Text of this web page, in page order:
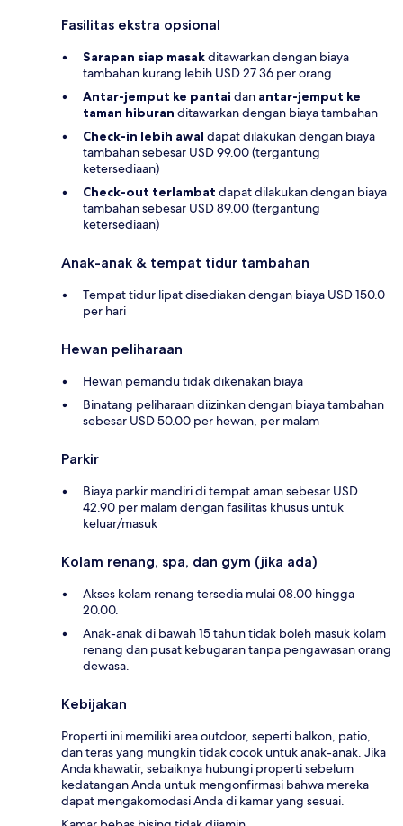
Fasilitas ekstra opsional
Sarapan siap masakditawarkan dengan biaya
tambahan kurang lebih USD 27.36 per orang
Antar-jemput ke pantai dan antar-jemput ke
taman hiburan ditawarkan dengan biaya tambahan
Check-in lebih awal dapat dilakukan dengan biaya
tambahan sebesar USD 99.00 (tergantung
ketersediaan)
Check-out terlambat dapat dilakukan dengan biaya
tambahan sebesar USD 89.00 (tergantung
ketersediaan)
Anak-anak & tempat tidur tambahan
Tempat tidur lipat disediakan dengan biaya USD 150.0
per hari
Hewan peliharaan
Hewan pemandu tidak dikenakan biaya
Binatang peliharaan diizinkan dengan biaya tambahan
sebesar USD 50.00 per hewan, per malam
Parkir
Biaya parkir mandiri di tempat aman sebesar USD
42.90 per malam dengan fasilitas khusus untuk
keluar/masuk
Kolam renang, spa, dan gym (jika ada)
Akses kolam renang tersedia mulai 08.00 hingga
20.00.
Anak-anak di bawah 15 tahun tidak boleh masuk kolam
renang dan pusat kebugaran tanpa pengawasan orang
dewasa.
Kebijakan
Properti ini memiliki area outdoor, seperti balkon, patio,
dan teras yang mungkin tidak cocok untuk anak-anak. Jika
Anda khawatir, sebaiknya hubungi properti sebelum
kedatangan Anda untuk mengonfirmasi bahwa mereka
dapat mengakomodasi Anda di kamar yang sesuai.